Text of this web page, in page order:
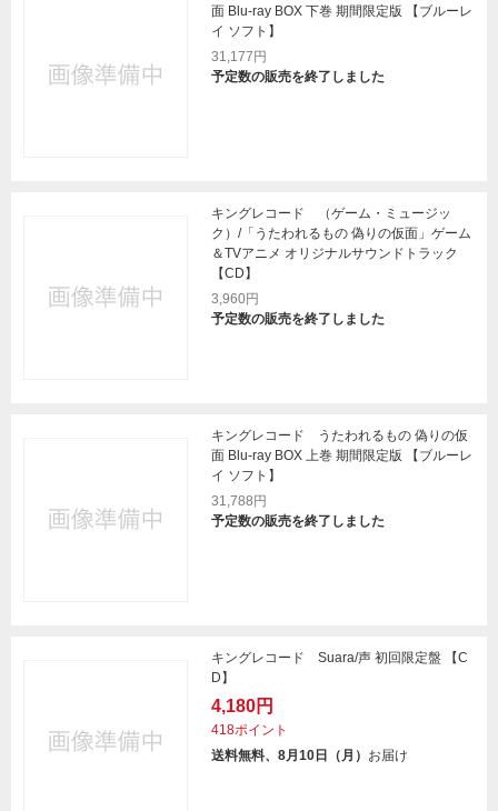
面 Blu-ray BOX 下巻 期間限定版 【ブルーレ
イ ソフト】
31,177円
予定数の販売を終了しました
キングレコード （ゲーム・ミュージッ
ク）/「うたわれるもの 偽りの仮面」ゲーム
＆TVアニメ オリジナルサウンドトラック
【CD】
3,960円
予定数の販売を終了しました
キングレコード うたわれるもの 偽りの仮
面 Blu-ray BOX 上巻 期間限定版 【ブルーレ
イ ソフト】
31,788円
予定数の販売を終了しました
キングレコード Suara/声 初回限定盤 【C
D】
4,180円
418ポイント
送料無料、8月10日（月） お届け